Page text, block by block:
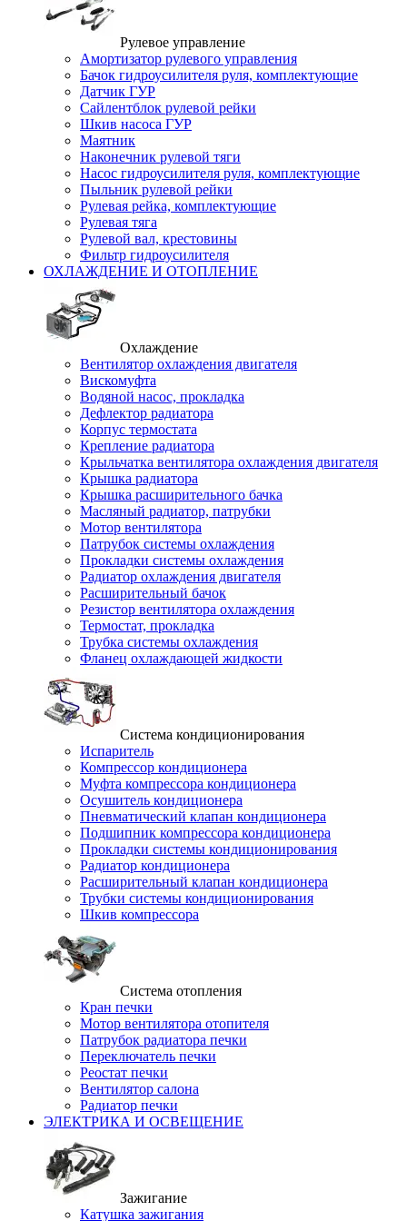
Рулевое управление
Амортизатор рулевого управления
Бачок гидроусилителя руля, комплектующие
Датчик ГУР
Сайлентблок рулевой рейки
Шкив насоса ГУР
Маятник
Наконечник рулевой тяги
Насос гидроусилителя руля, комплектующие
Пыльник рулевой рейки
Рулевая рейка, комплектующие
Рулевая тяга
Рулевой вал, крестовины
Фильтр гидроусилителя
ОХЛАЖДЕНИЕ И ОТОПЛЕНИЕ
Охлаждение
Вентилятор охлаждения двигателя
Вискомуфта
Водяной насос, прокладка
Дефлектор радиатора
Корпус термостата
Крепление радиатора
Крыльчатка вентилятора охлаждения двигателя
Крышка радиатора
Крышка расширительного бачка
Масляный радиатор, патрубки
Мотор вентилятора
Патрубок системы охлаждения
Прокладки системы охлаждения
Радиатор охлаждения двигателя
Расширительный бачок
Резистор вентилятора охлаждения
Термостат, прокладка
Трубка системы охлаждения
Фланец охлаждающей жидкости
Система кондиционирования
Испаритель
Компрессор кондиционера
Муфта компрессора кондиционера
Осушитель кондиционера
Пневматический клапан кондиционера
Подшипник компрессора кондиционера
Прокладки системы кондиционирования
Радиатор кондиционера
Расширительный клапан кондиционера
Трубки системы кондиционирования
Шкив компрессора
Система отопления
Кран печки
Мотор вентилятора отопителя
Патрубок радиатора печки
Переключатель печки
Реостат печки
Вентилятор салона
Радиатор печки
ЭЛЕКТРИКА И ОСВЕЩЕНИЕ
Зажигание
Катушка зажигания